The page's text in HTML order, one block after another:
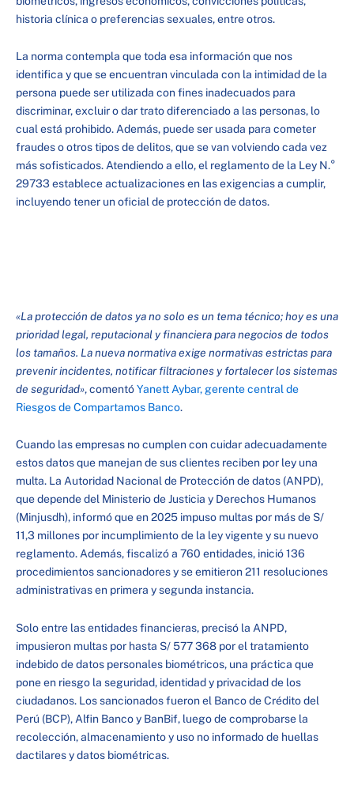
historia clínica o preferencias sexuales, entre otros.
La norma contempla que toda esa información que nos
identifica y que se encuentran vinculada con la intimidad de la
persona puede ser utilizada con fines inadecuados para
discriminar, excluir o dar trato diferenciado a las personas, lo
cual está prohibido. Además, puede ser usada para cometer
fraudes o otros tipos de delitos, que se van volviendo cada vez
más sofisticados. Atendiendo a ello, el reglamento de la Ley N.°
29733 establece actualizaciones en las exigencias a cumplir,
incluyendo tener un oficial de protección de datos.
«La protección de datos ya no solo es un tema técnico; hoy es una
prioridad legal, reputacional y financiera para negocios de todos
los tamaños. La nueva normativa exige normativas estrictas para
prevenir incidentes, notificar filtraciones y fortalecer los sistemas
de seguridad», comentóYanett Aybar, gerente central de
Riesgos deCompartamos Banco.
Cuando las empresas no cumplen con cuidar adecuadamente
estos datos que manejan de sus clientes reciben por ley una
multa. La Autoridad Nacional de Protección de datos (ANPD),
que depende del Ministerio de Justicia y Derechos Humanos
(Minjusdh), informó que en 2025 impuso multas por más de S/
11,3 millones por incumplimiento de la ley vigente y su nuevo
reglamento. Además, fiscalizó a 760 entidades, inició 136
procedimientos sancionadores y se emitieron 211 resoluciones
administrativas en primera y segunda instancia.
Solo entre las entidades financieras, precisó la ANPD,
impusieron multas por hasta S/ 577 368 por el tratamiento
indebido de datos personales biométricos, una práctica que
pone en riesgo la seguridad, identidad y privacidad de los
ciudadanos. Los sancionados fueron el Banco de Crédito del
Perú (BCP), Alfin Banco y BanBif, luego de comprobarse la
recolección, almacenamiento y uso no informado de huellas
dactilares y datos biométricas.